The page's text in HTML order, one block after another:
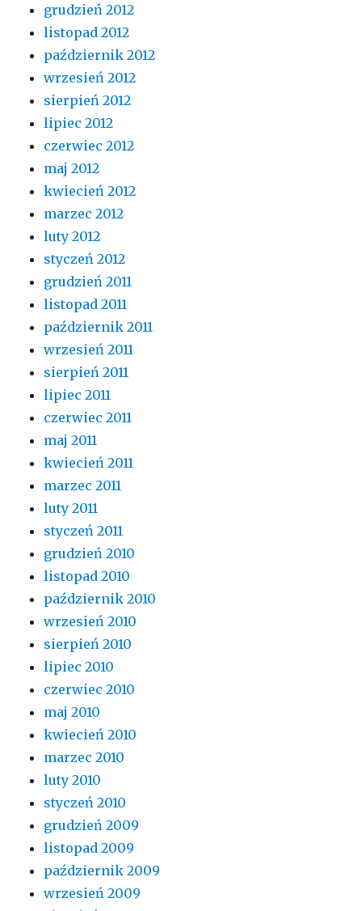
grudzień 2012
listopad 2012
październik 2012
wrzesień 2012
sierpień 2012
lipiec 2012
czerwiec 2012
maj 2012
kwiecień 2012
marzec 2012
luty 2012
styczeń 2012
grudzień 2011
listopad 2011
październik 2011
wrzesień 2011
sierpień 2011
lipiec 2011
czerwiec 2011
maj 2011
kwiecień 2011
marzec 2011
luty 2011
styczeń 2011
grudzień 2010
listopad 2010
październik 2010
wrzesień 2010
sierpień 2010
lipiec 2010
czerwiec 2010
maj 2010
kwiecień 2010
marzec 2010
luty 2010
styczeń 2010
grudzień 2009
listopad 2009
październik 2009
wrzesień 2009